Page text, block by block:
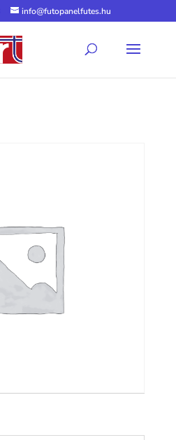
info@futopanelfutes.hu